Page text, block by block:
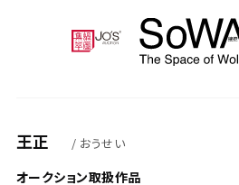
王正 / おうせい
オークション取扱作品